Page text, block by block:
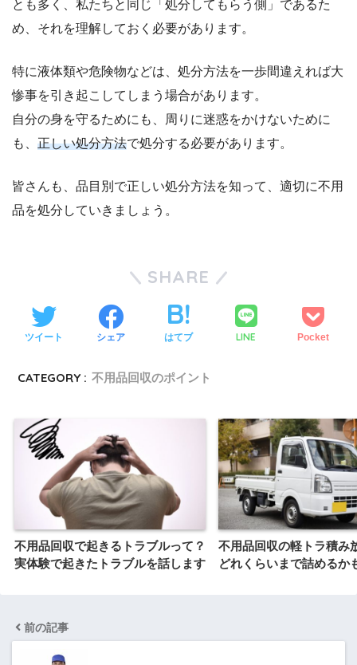
とも多く、私たちと同じ「処分してもらう側」であるた
め、それを理解しておく必要があります。
特に液体類や危険物などは、処分方法を一歩間違えれば大
惨事を引き起こしてしまう場合があります。
自分の身を守るためにも、周りに迷惑をかけないために
も、 正しい処分方法で処分する必要があります。
皆さんも、品目別で正しい処分方法を知って、適切に不用
品を処分していきましょう。
SHARE
ツイート シェア はてブ LINE Pocket
CATEGORY : 不用品回収のポイント
不用品回収で起きるトラブルって？
実体験で起きたトラブルを話します
不用品回収の軽トラ積み
どれくらいまで詰めるか
前の記事